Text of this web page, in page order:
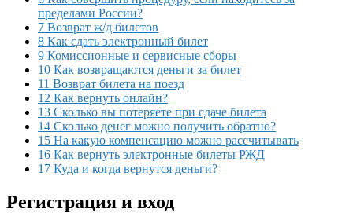
пределами России?
7 Возврат ж/д билетов
8 Как сдать электронный билет
9 Комиссионные и сервисные сборы
10 Как возвращаются деньги за билет
11 Возврат билета на поезд
12 Как вернуть онлайн?
13 Сколько вы потеряете при сдаче билета
14 Сколько денег можно получить обратно?
15 На какую компенсацию можно рассчитывать
16 Как вернуть электронные билеты РЖД
17 Куда и когда вернутся деньги?
Регистрация и вход